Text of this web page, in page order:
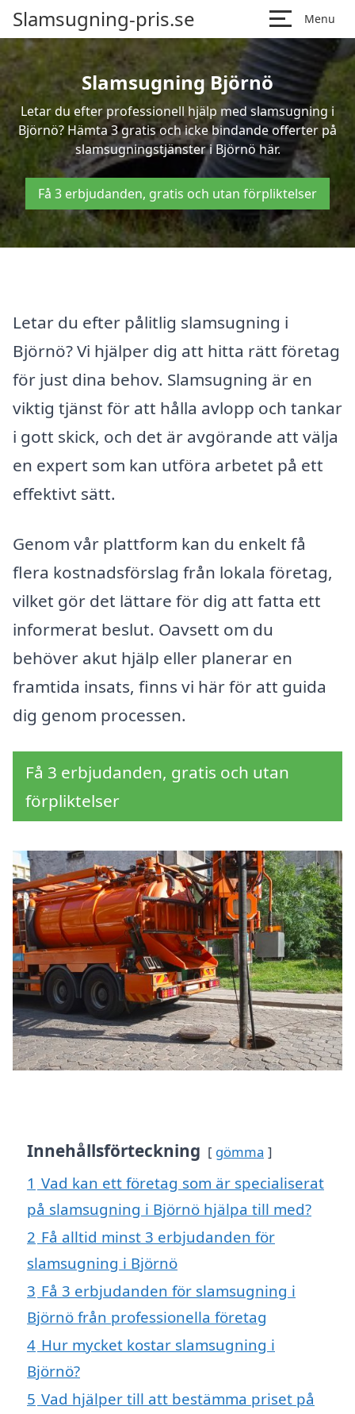
Slamsugning-pris.se Menu
Slamsugning Björnö
Letar du efter professionell hjälp med slamsugning i
Björnö? Hämta 3 gratis och icke bindande offerter på
slamsugningstjänster i Björnö här.
Få 3 erbjudanden, gratis och utan förpliktelser
Letar du efter pålitlig slamsugning i
Björnö? Vi hjälper dig att hitta rätt företag
för just dina behov. Slamsugning är en
viktig tjänst för att hålla avlopp och tankar
i gott skick, och det är avgörande att välja
en expert som kan utföra arbetet på ett
effektivt sätt.
Genom vår plattform kan du enkelt få
flera kostnadsförslag från lokala företag,
vilket gör det lättare för dig att fatta ett
informerat beslut. Oavsett om du
behöver akut hjälp eller planerar en
framtida insats, finns vi här för att guida
dig genom processen.
Få 3 erbjudanden, gratis och utan
förpliktelser
Innehållsförteckning gömma
1 Vad kan ett företag som är specialiserat
på slamsugning i Björnö hjälpa till med?
2 Få alltid minst 3 erbjudanden för
slamsugning i Björnö
3 Få 3 erbjudanden för slamsugning i
Björnö från professionella företag
4 Hur mycket kostar slamsugning i
Björnö?
5 Vad hjälper till att bestämma priset på